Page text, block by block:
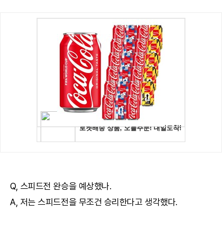
Q, 스피드전 완승을 예상했나.
A, 저는 스피드전을 무조건 승리한다고 생각했다.